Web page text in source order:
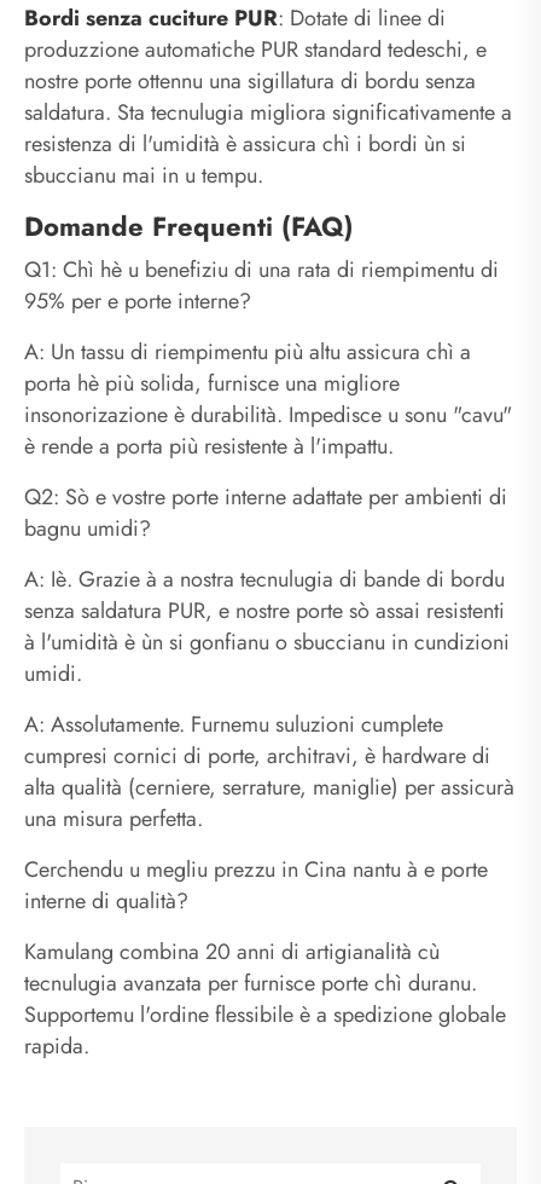
Bordi senza cuciture PUR: Dotate di linee di
produzzione automatiche PUR standard tedeschi, e
nostre porte ottennu una sigillatura di bordu senza
saldatura. Sta tecnulugia migliora significativamente a
resistenza di l'umidità è assicura chì i bordi ùn si
sbuccianu mai in u tempu.
Domande Frequenti (FAQ)
Q1: Chì hè u benefiziu di una rata di riempimentu di
95% per e porte interne?
A: Un tassu di riempimentu più altu assicura chì a
porta hè più solida, furnisce una migliore
insonorizazione è durabilità. Impedisce u sonu "cavu"
è rende a porta più resistente à l'impattu.
Q2: Sò e vostre porte interne adattate per ambienti di
bagnu umidi?
A: Iè. Grazie à a nostra tecnulugia di bande di bordu
senza saldatura PUR, e nostre porte sò assai resistenti
à l'umidità è ùn si gonfianu o sbuccianu in cundizioni
umidi.
A: Assolutamente. Furnemu suluzioni cumplete
cumpresi cornici di porte, architravi, è hardware di
alta qualità (cerniere, serrature, maniglie) per assicurà
una misura perfetta.
Cerchendu u megliu prezzu in Cina nantu à e porte
interne di qualità?
Kamulang combina 20 anni di artigianalità cù
tecnulugia avanzata per furnisce porte chì duranu.
Supportemu l'ordine flessibile è a spedizione globale
rapida.